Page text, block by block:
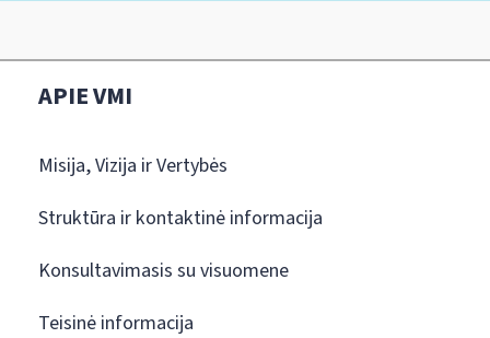
APIE VMI
Misija, Vizija ir Vertybės
Struktūra ir kontaktinė informacija
Konsultavimasis su visuomene
Teisinė informacija